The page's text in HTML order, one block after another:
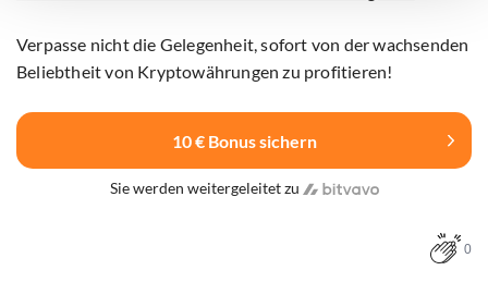
Verpasse nicht die Gelegenheit, sofort von der wachsenden
Beliebtheit von Kryptowährungen zu profitieren!
10 € Bonus sichern
Sie werden weitergeleitet zu
0